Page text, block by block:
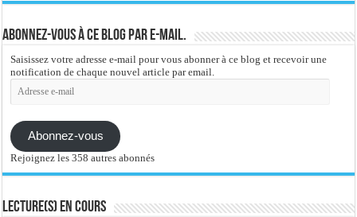
Abonnez-vous à ce blog par e-mail.
Saisissez votre adresse e-mail pour vous abonner à ce blog et recevoir une
notification de chaque nouvel article par email.
Adresse
e-
Abonnez-vous
Rejoignez les 358 autres abonnés
Lecture(s) en cours